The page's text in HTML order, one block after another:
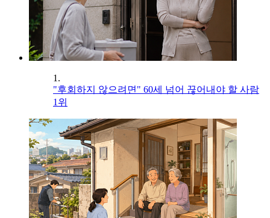
1.
"후회하지 않으려면" 60세 넘어 끊어내야 할 사람
1위